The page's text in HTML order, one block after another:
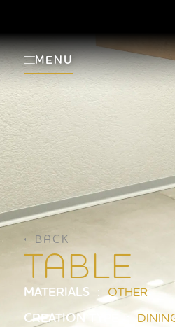
MENU
BACK
TABLE
MATERIALS :OTHER
CREATION TYPE :